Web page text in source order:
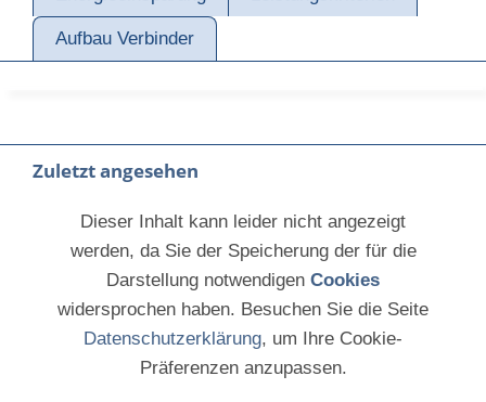
Aufbau Verbinder
Zuletzt angesehen
Dieser Inhalt kann leider nicht angezeigt
werden, da Sie der Speicherung der für die
Darstellung notwendigen Cookies
widersprochen haben. Besuchen Sie die Seite
Datenschutzerklärung, um Ihre Cookie-
Präferenzen anzupassen.